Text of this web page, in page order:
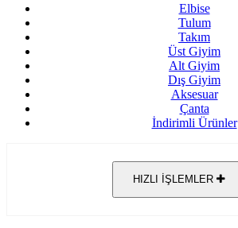
Elbise
Tulum
Takım
Üst Giyim
Alt Giyim
Dış Giyim
Aksesuar
Çanta
İndirimli Ürünler
HIZLI İŞLEMLER